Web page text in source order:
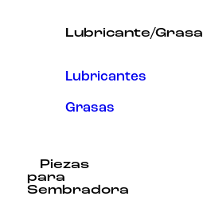
Lubricante/Grasa
Lubricantes
Grasas
Piezas
para
Sembradora